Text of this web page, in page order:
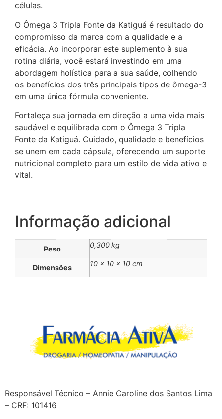
células.
O Ômega 3 Tripla Fonte da Katiguá é resultado do
compromisso da marca com a qualidade e a
eficácia. Ao incorporar este suplemento à sua
rotina diária, você estará investindo em uma
abordagem holística para a sua saúde, colhendo
os benefícios dos três principais tipos de ômega-3
em uma única fórmula conveniente.
Fortaleça sua jornada em direção a uma vida mais
saudável e equilibrada com o Ômega 3 Tripla
Fonte da Katiguá. Cuidado, qualidade e benefícios
se unem em cada cápsula, oferecendo um suporte
nutricional completo para um estilo de vida ativo e
vital.
Informação adicional
Peso 0,300 kg
Dimensões 10 × 10 × 10 cm
Responsável Técnico – Annie Caroline dos Santos Lima
– CRF: 101416